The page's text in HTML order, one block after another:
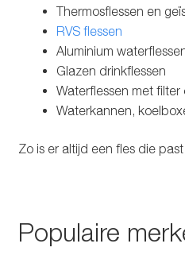
Thermosflessen en
RVS flessen
Aluminium
Glazen drinkflessen
Waterflessen met filter
Waterkannen,
Zo is er altijd een fles die
Populaire